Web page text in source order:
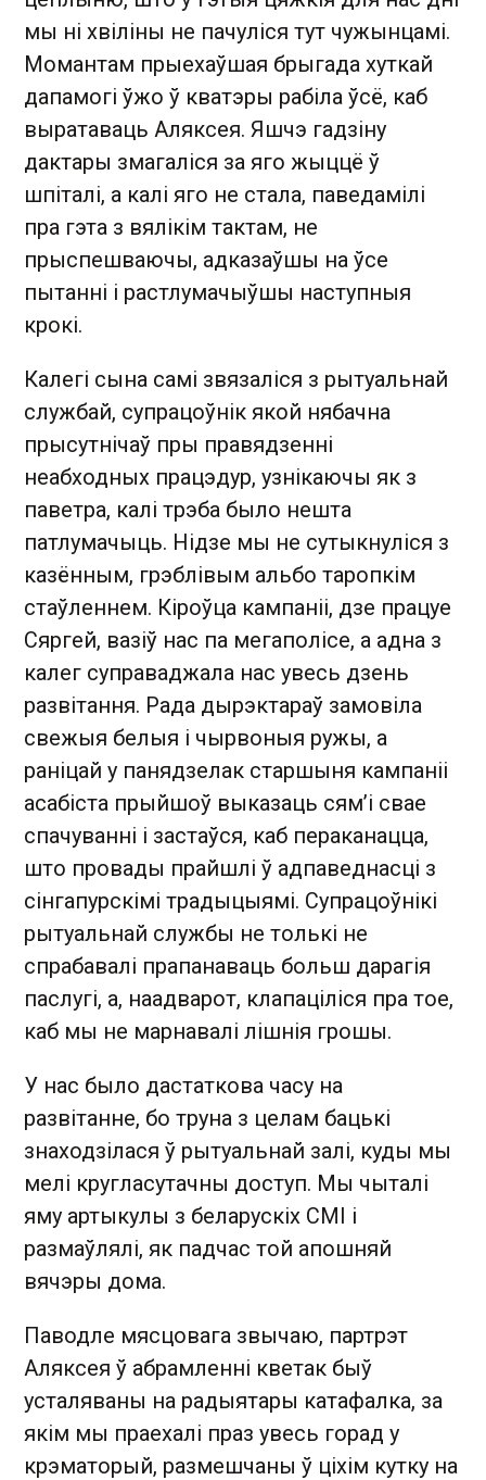
мы ні хвіліны не пачуліся тут чужынцамі.
Момантам прыехаўшая брыгада хуткай
дапамогі ўжо ў кватэры рабіла ўсё, каб
выратаваць Аляксея. Яшчэ гадзіну
дактары змагаліся за яго жыццё ў
шпіталі, а калі яго не стала, паведамілі
пра гэта з вялікім тактам, не
прыспешваючы, адказаўшы на ўсе
пытанні і растлумачыўшы наступныя
крокі.
Калегі сына самі звязаліся з рытуальнай
службай, супрацоўнік якой нябачна
прысутнічаў пры правядзенні
неабходных працэдур, узнікаючы як з
паветра, калі трэба было нешта
патлумачыць. Нідзе мы не сутыкнуліся з
казённым, грэблівым альбо таропкім
стаўленнем. Кіроўца кампаніі, дзе працуе
Сяргей, вазіў нас па мегаполісе, а адна з
калег суправаджала нас увесь дзень
развітання. Рада дырэктараў замовіла
свежыя белыя і чырвоныя ружы, а
раніцай у панядзелак старшыня кампаніі
асабіста прыйшоў выказаць сям’і свае
спачуванні і застаўся, каб пераканацца,
што провады прайшлі ў адпаведнасці з
сінгапурскімі традыцыямі. Супрацоўнікі
рытуальнай службы не толькі не
спрабавалі прапанаваць больш дарагія
паслугі, а, наадварот, клапаціліся пра тое,
каб мы не марнавалі лішнія грошы.
У нас было дастаткова часу на
развітанне, бо труна з целам бацькі
знаходзілася ў рытуальнай залі, куды мы
мелі кругласутачны доступ. Мы чыталі
яму артыкулы з беларускіх СМІ і
размаўлялі, як падчас той апошняй
вячэры дома.
Паводле мясцовага звычаю, партрэт
Аляксея ў абрамленні кветак быў
усталяваны на радыятары катафалка, за
якім мы праехалі праз увесь горад у
крэматорый, размешчаны ў ціхім кутку на